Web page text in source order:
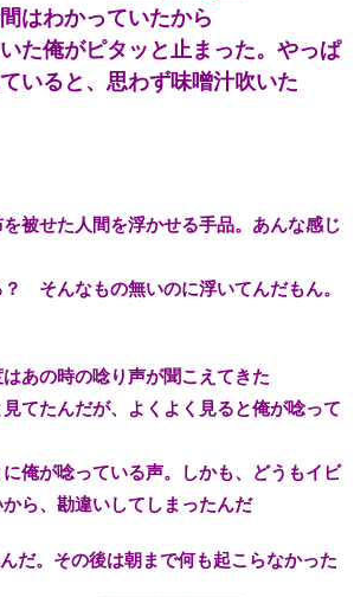
はわかっていたから
た俺がピタッと止まった。やっぱ
いると、思わず味噌汁吹いた
被せた人間を浮かせる手品。あんな感じ
そんなもの無いのに浮いてんだもん。
あの時の唸り声が聞こえてきた
てたんだが、よくよく見ると俺が唸って
俺が唸っている声。しかも、どうもイビ
ら、勘違いしてしまったんだ
だ。その後は朝まで何も起こらなかった